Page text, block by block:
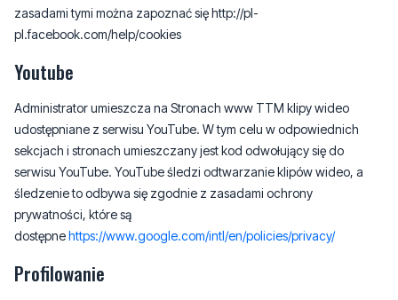
zasadami tymi można zapoznać się http://pl-
pl.facebook.com/help/cookies
Youtube
Administrator umieszcza na Stronach www TTM klipy wideo
udostępniane z serwisu YouTube. W tym celu w odpowiednich
sekcjach i stronach umieszczany jest kod odwołujący się do
serwisu YouTube. YouTube śledzi odtwarzanie klipów wideo, a
śledzenie to odbywa się zgodnie z zasadami ochrony
prywatności, które są
dostępnehttps://www.google.com/intl/en/policies/privacy/
Profilowanie